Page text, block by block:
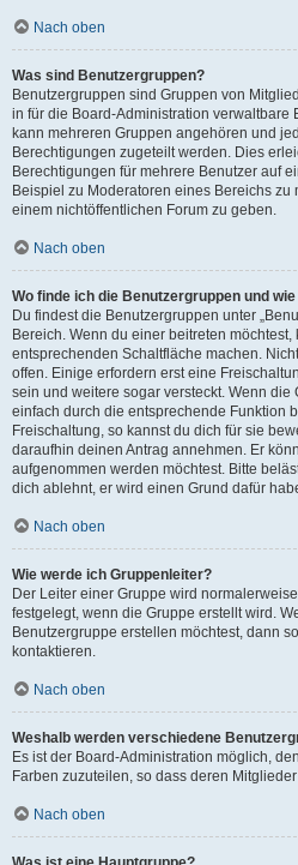
Nach oben
Was sind Benutzergruppen?
Benutzergruppen sind Gruppen von
in für die Board-Administration verwaltbare
kann mehreren Gruppen angehören und
Berechtigungen zugeteilt werden. Dies
Berechtigungen für mehrere Benutzer auf
Beispiel zu Moderatoren eines Bereichs zu
einem nichtöffentlichen Forum zu geben.
Nach oben
Wo finde ich die Benutzergruppen und
Du findest die Benutzergruppen unter
Bereich. Wenn du einer beitreten
entsprechenden Schaltfläche machen.
offen. Einige erfordern erst eine
sein und weitere sogar versteckt. Wenn die
einfach durch die entsprechende Funktion
Freischaltung, so kannst du dich für sie
daraufhin deinen Antrag annehmen. Er
aufgenommen werden möchtest. Bitte
dich ablehnt, er wird einen Grund dafür
Nach oben
Wie werde ich Gruppenleiter?
Der Leiter einer Gruppe wird
festgelegt, wenn die Gruppe erstellt wird.
Benutzergruppe erstellen möchtest, dann
kontaktieren.
Nach oben
Weshalb werden verschiedene
Es ist der Board-Administration möglich,
Farben zuzuteilen, so dass deren
Nach oben